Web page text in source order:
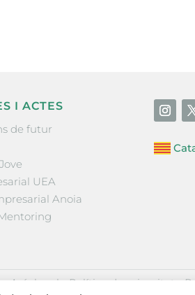
I ACTES
de futur
UEA
Anoia
·Avís legal·Política de privacitat·